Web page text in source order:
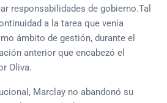
responsabilidades de gobierno.Tal
a la tarea que venía
ámbito de gestión, durante el
anterior que encabezó el
Oliva.
Marclay no abandonó su